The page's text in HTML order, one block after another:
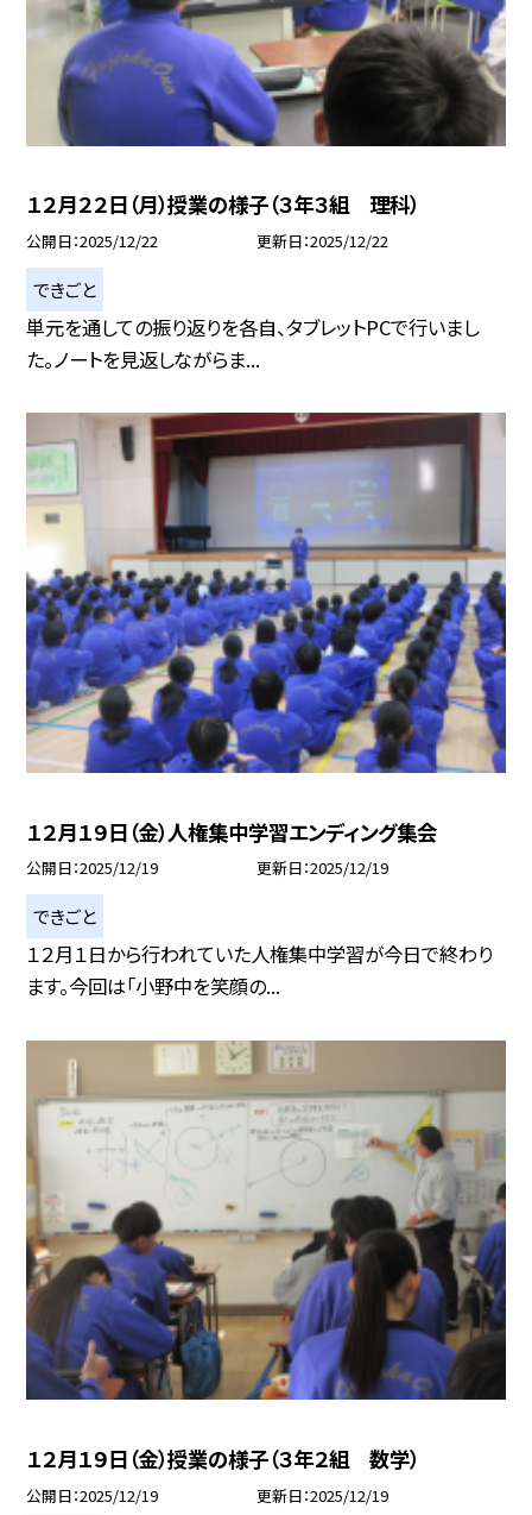
１２月２２日（月）授業の様子（３年３組 理科）
公開日 2025/12/22 更新日 2025/12/22
できごと
単元を通しての振り返りを各自、タブレットPCで行いまし
た。ノートを見返しながらま...
１２月１９日（金）人権集中学習エンディング集会
公開日 2025/12/19 更新日 2025/12/19
できごと
１２月１日から行われていた人権集中学習が今日で終わり
ます。今回は「小野中を笑顔の...
１２月１９日（金）授業の様子（３年２組 数学）
公開日 2025/12/19 更新日 2025/12/19